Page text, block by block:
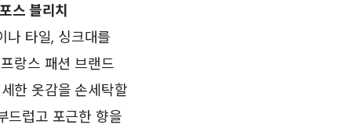
스 블리치
나 타일, 싱크대를
랑스 패션 브랜드
한 옷감을 손세탁할
드럽고 포근한 향을